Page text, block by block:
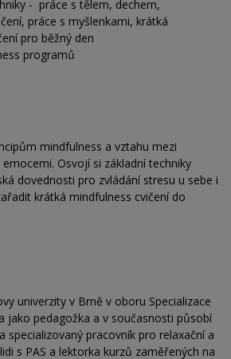
- práce s tělem, dechem,
práce s myšlenkami, krátká
pro běžný den
programů
mindfulness a vztahu mezi
Osvojí si základní techniky
dovednosti pro zvládání stresu u sebe i
krátká mindfulness cvičení do
univerzity v Brně v oboru Specializace
jako pedagožka a v současnosti působí
specializovaný pracovník pro relaxační a
s PAS a lektorka kurzů zaměřených na